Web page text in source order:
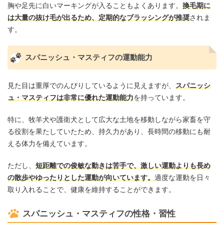
胸や足先に白いマーキングが入ることもよくあります。 換毛期に
は大量の抜け毛が出るため、定期的なブラッシングが推奨されま
す。
スパニッシュ・マスティフの運動能力
見た目は重厚でのんびりしているように見えますが、 スパニッシ
ュ・マスティフは非常に優れた運動能力を持っています。
特に、牧羊犬や護衛犬として広大な土地を移動しながら家畜を守
る役割を果たしていたため、持久力があり、長時間の移動にも耐
える体力を備えています。
ただし、 短距離での俊敏な動きは苦手で、激しい運動よりも長め
の散歩やゆったりとした運動が向いています。適度な運動を日々
取り入れることで、健康を維持することができます。
スパニッシュ・マスティフの性格・習性